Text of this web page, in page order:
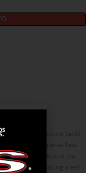
auctor vestibulum taciti
libero penatibus
a ac rutrum
a adipiscing a est